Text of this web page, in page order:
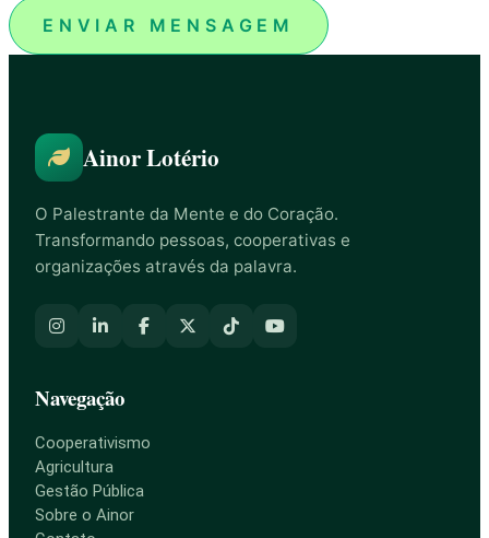
ENVIAR MENSAGEM
Ainor Lotério
O Palestrante da Mente e do Coração.
Transformando pessoas, cooperativas e
organizações através da palavra.
Navegação
Cooperativismo
Agricultura
Gestão Pública
Sobre o Ainor